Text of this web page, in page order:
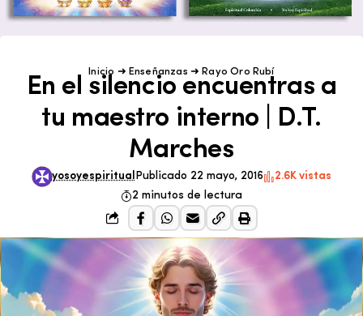
Inicio ➜ Enseñanzas ➜ Rayo Oro Rubí
En el silencio encuentras a
tu maestro interno | D.T.
Marches
yosoyespiritual Publicado 22 mayo, 2016
2.6K vistas
2 minutos de lectura